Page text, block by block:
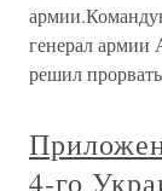
генерал армии
решил
4-го